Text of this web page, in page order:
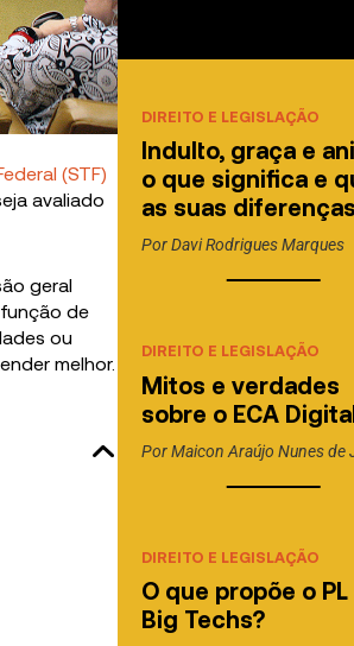
(STF)
avaliado
geral
de
ou
melhor.
DIREITO E LEGISLAÇÃO
Indulto, graça e
o que significa e
as suas
PorDavi Rodrigues Marques
DIREITO E LEGISLAÇÃO
Mitos e verdades
sobre o ECA
PorMaicon Araújo Nunes de
DIREITO E LEGISLAÇÃO
O que propõe o
Big Techs?